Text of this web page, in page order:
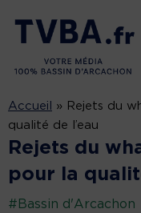
Accueil » Rejets du
qualité de l’eau
Rejets du
pour la
#Bassin d'Arcachon